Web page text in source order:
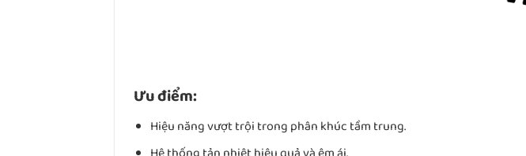
Ưu điểm:
Hiệu năng vượt trội trong phân khúc tầm trung.